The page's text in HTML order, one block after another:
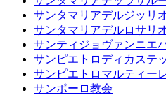
サンタマリアデルジッリ
サンタマリアデルロサリ
サンティジョヴァンニエ
サンピエトロディカステ
サンピエトロマルティー
サンポーロ教会